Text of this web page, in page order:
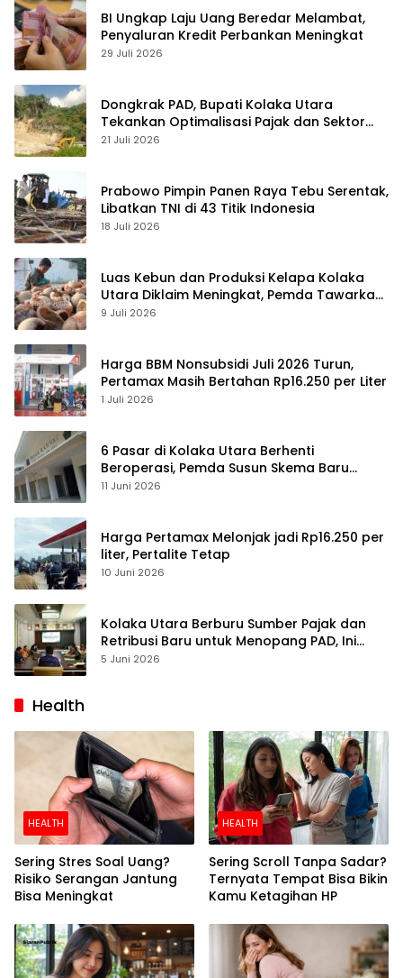
BI Ungkap Laju Uang Beredar Melambat,
Penyaluran Kredit Perbankan Meningkat
29 Juli 2026
Dongkrak PAD, Bupati Kolaka Utara
Tekankan Optimalisasi Pajak dan Sektor
Tambang
21 Juli 2026
Prabowo Pimpin Panen Raya Tebu Serentak,
Libatkan TNI di 43 Titik Indonesia
18 Juli 2026
Luas Kebun dan Produksi Kelapa Kolaka
Utara Diklaim Meningkat, Pemda Tawarkan
Peluang Investasi
9 Juli 2026
Harga BBM Nonsubsidi Juli 2026 Turun,
Pertamax Masih Bertahan Rp16.250 per Liter
1 Juli 2026
6 Pasar di Kolaka Utara Berhenti
Beroperasi, Pemda Susun Skema Baru
Pulihkan Perdagangan
11 Juni 2026
Harga Pertamax Melonjak jadi Rp16.250 per
liter, Pertalite Tetap
10 Juni 2026
Kolaka Utara Berburu Sumber Pajak dan
Retribusi Baru untuk Menopang PAD, Ini
Daftarnya
5 Juni 2026
Health
HEALTH
Sering Stres Soal Uang?
Risiko Serangan Jantung
Bisa Meningkat
HEALTH
Sering Scroll Tanpa Sadar?
Ternyata Tempat Bisa Bikin
Kamu Ketagihan HP